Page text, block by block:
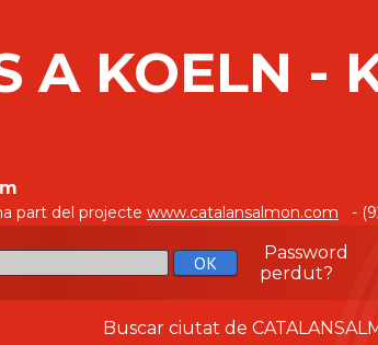
A KOELN -
part del projecte www.catalansalmon.com -
Password
perdut?
Buscar ciutat de